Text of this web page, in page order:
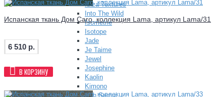
Ibiza Textures
Into The Wild
Isometrie
Isotope
Jade
Je Taime
Jewel
Josephine
Kaolin
Kimono
Koh Samui
Испанская ткань Дом Caro, коллекция Lama, артикул Lama/31
6 510 р.
В КОРЗИНУ